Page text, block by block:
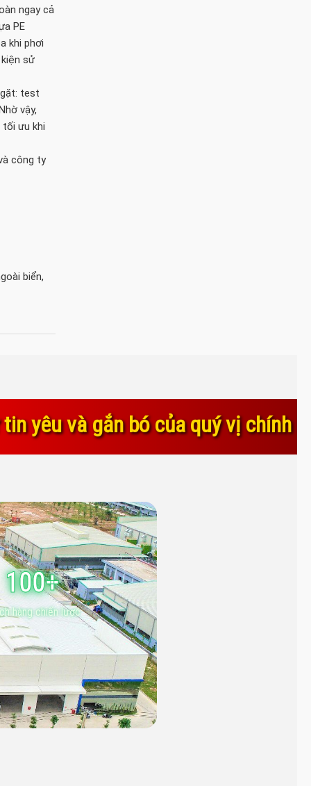
ngay cả
PE
khi phơi
sử
test
vậy,
ưu khi
công ty
biển,
là nguồn động lực để
100+
hàng chiến lược